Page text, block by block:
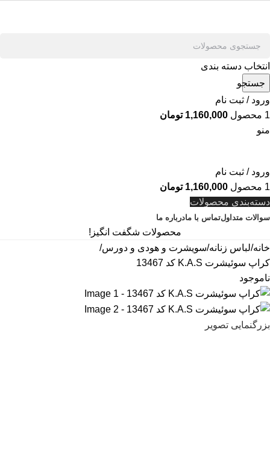
انتخاب دسته بندی
جستجو
ورود / ثبت نام
1 محصول 1,160,000 تومان
منو
ورود / ثبت نام
1 محصول 1,160,000 تومان
دسته‌بندی محصولات
سوالات متداولتماس با مادرباره ما
محصولات شگفت انگیز!
خانه لباس زنانه سویشرت و هودی و دورس
کراپ سوئیشرت K.A.S کد 13467
ناموجود
بزرگنمایی تصویر